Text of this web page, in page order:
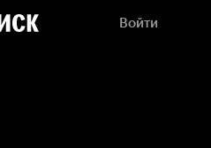
Войти